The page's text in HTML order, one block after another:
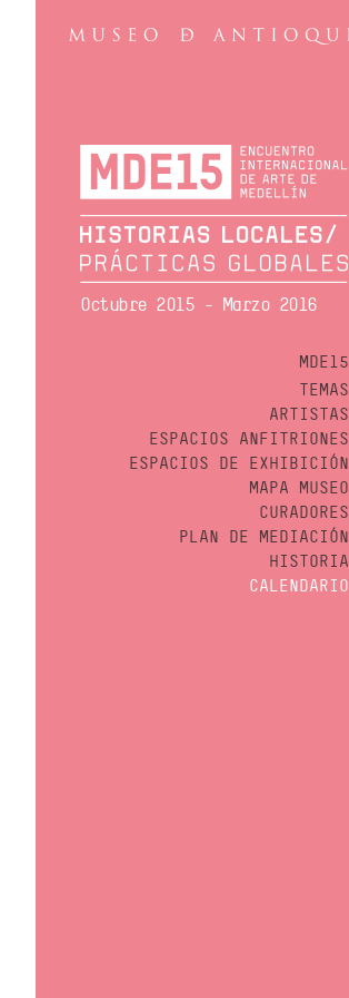
Octubre 2015 - Marzo 2016
MDE15
TEMAS
ARTISTAS
ESPACIOS ANFITRIONES
ESPACIOS DE EXHIBICIÓN
MAPA MUSEO
CURADORES
PLAN DE MEDIACIÓN
HISTORIA
CALENDARIO